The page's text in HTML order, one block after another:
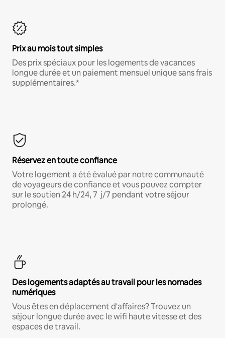
Prix au mois tout simples
Des prix spéciaux pour les logements de vacances
longue durée et un paiement mensuel unique sans frais
supplémentaires.*
Réservez en toute confiance
Votre logement a été évalué par notre communauté
de voyageurs de confiance et vous pouvez compter
sur le soutien 24 h/24, 7 j/7 pendant votre séjour
prolongé.
Des logements adaptés au travail pour les nomades
numériques
Vous êtes en déplacement d'affaires? Trouvez un
séjour longue durée avec le wifi haute vitesse et des
espaces de travail.